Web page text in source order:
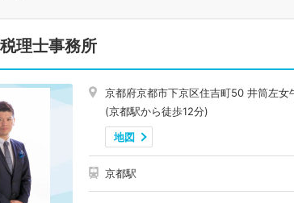
理士事務所
京都府京都市下京区住吉町50 井筒左女
(京都駅から徒歩12分)
地図
京都駅